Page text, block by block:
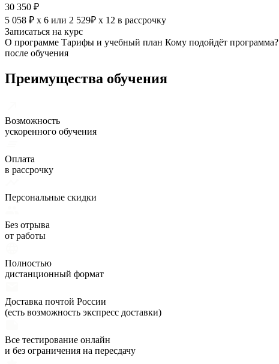
30 350 ₽
5 058 ₽ х 6 или 2 529₽ х 12 в рассрочку
Записаться на курс
О программе Тарифы и учебный план Кому подойдёт программа?
после обучения
Преимущества обучения
Возможность
ускоренного обучения
Оплата
в рассрочку
Персональные скидки
Без отрыва
от работы
Полностью
дистанционный формат
Доставка почтой России
(есть возможность экспресс доставки)
Все тестирование онлайн
и без ограничения на пересдачу